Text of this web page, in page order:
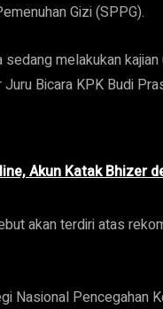
Gizi (SPPG).
melakukan
Bicara KPK Budi
Akun Katak Bhizer
akan terdiri atas
Nasional Pencegahan